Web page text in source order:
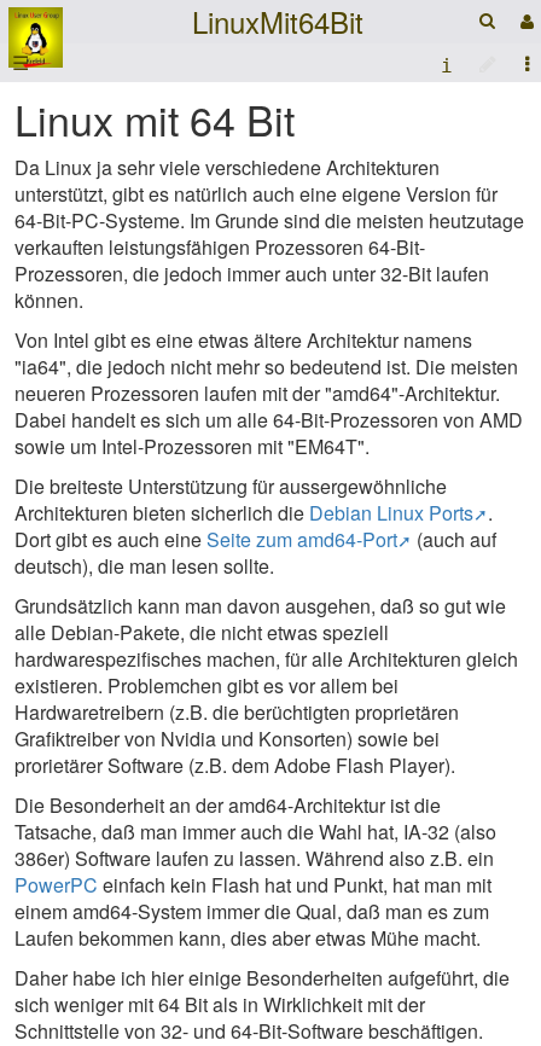
LinuxMit64Bit
☰
Linux mit 64 Bit
Da Linux ja sehr viele verschiedene Architekturen
unterstützt, gibt es natürlich auch eine eigene Version für
64-Bit-PC-Systeme. Im Grunde sind die meisten heutzutage
verkauften leistungsfähigen Prozessoren 64-Bit-
Prozessoren, die jedoch immer auch unter 32-Bit laufen
können.
Von Intel gibt es eine etwas ältere Architektur namens
"ia64", die jedoch nicht mehr so bedeutend ist. Die meisten
neueren Prozessoren laufen mit der "amd64"-Architektur.
Dabei handelt es sich um alle 64-Bit-Prozessoren von AMD
sowie um Intel-Prozessoren mit "EM64T".
Die breiteste Unterstützung für aussergewöhnliche
Architekturen bieten sicherlich die Debian Linux Ports .
Dort gibt es auch eineSeite zum amd64-Port
(auch auf
deutsch), die man lesen sollte.
Grundsätzlich kann man davon ausgehen, daß so gut wie
alle Debian-Pakete, die nicht etwas speziell
hardwarespezifisches machen, für alle Architekturen gleich
existieren. Problemchen gibt es vor allem bei
Hardwaretreibern (z.B. die berüchtigten proprietären
Grafiktreiber von Nvidia und Konsorten) sowie bei
prorietärer Software (z.B. dem Adobe Flash Player).
Die Besonderheit an der amd64-Architektur ist die
Tatsache, daß man immer auch die Wahl hat, IA-32 (also
386er) Software laufen zu lassen. Während also z.B. ein
PowerPC einfach kein Flash hat und Punkt, hat man mit
einem amd64-System immer die Qual, daß man es zum
Laufen bekommen kann, dies aber etwas Mühe macht.
Daher habe ich hier einige Besonderheiten aufgeführt, die
sich weniger mit 64 Bit als in Wirklichkeit mit der
Schnittstelle von 32- und 64-Bit-Software beschäftigen.